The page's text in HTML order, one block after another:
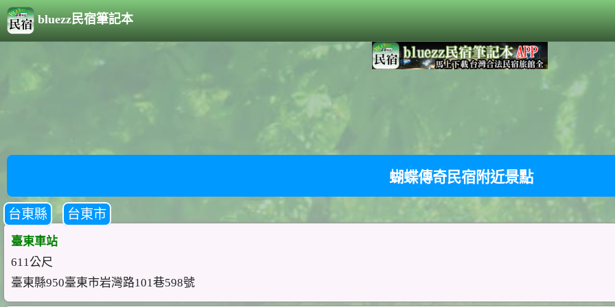
bluezz民宿筆記本
蝴蝶傳奇民宿附近景點
台東縣 台東市
臺東車站
611公尺
臺東縣950臺東市岩灣路101巷598號